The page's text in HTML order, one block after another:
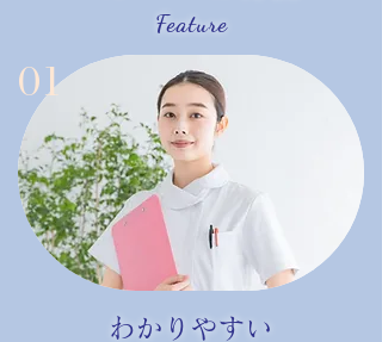
Feature
01
わかりやすい